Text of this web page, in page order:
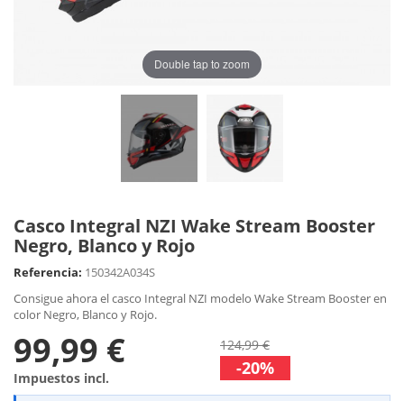
Double tap to zoom
Casco Integral NZI Wake Stream Booster
Negro, Blanco y Rojo
Referencia: 150342A034S
Consigue ahora el casco Integral NZI modelo Wake Stream Booster en
color Negro, Blanco y Rojo.
99,99 €
Impuestos incl.
124,99 €
-20%